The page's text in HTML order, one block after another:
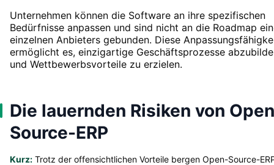
Unternehmen können die Software an ihre spezifischen
Bedürfnisse anpassen und sind nicht an die Roadmap
einzelnen Anbieters gebunden. Diese
ermöglicht es, einzigartige Geschäftsprozesse
und Wettbewerbsvorteile zu erzielen.
Die lauernden Risiken von
Source-ERP
Kurz: Trotz der offensichtlichen Vorteile bergen Open-Source-